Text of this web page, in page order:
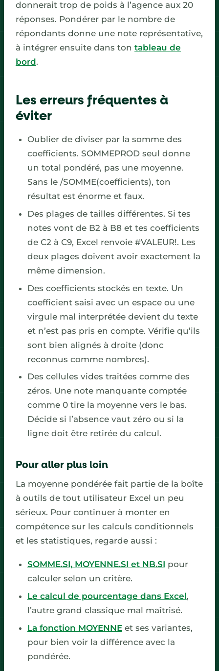
donnerait trop de poids à l’agence aux 20
réponses. Pondérer par le nombre de
répondants donne une note représentative,
à intégrer ensuite dans ton tableau de
bord.
Les erreurs fréquentes à
éviter
Oublier de diviser par la somme des
coefficients. SOMMEPROD seul donne
un total pondéré, pas une moyenne.
Sans le /SOMME(coefficients), ton
résultat est énorme et faux.
Des plages de tailles différentes. Si tes
notes vont de B2 à B8 et tes coefficients
de C2 à C9, Excel renvoie #VALEUR!. Les
deux plages doivent avoir exactement la
même dimension.
Des coefficients stockés en texte. Un
coefficient saisi avec un espace ou une
virgule mal interprétée devient du texte
et n’est pas pris en compte. Vérifie qu’ils
sont bien alignés à droite (donc
reconnus comme nombres).
Des cellules vides traitées comme des
zéros. Une note manquante comptée
comme 0 tire la moyenne vers le bas.
Décide si l’absence vaut zéro ou si la
ligne doit être retirée du calcul.
Pour aller plus loin
La moyenne pondérée fait partie de la boîte
à outils de tout utilisateur Excel un peu
sérieux. Pour continuer à monter en
compétence sur les calculs conditionnels
et les statistiques, regarde aussi :
SOMME.SI, MOYENNE.SI et NB.SI pour
calculer selon un critère.
Le calcul de pourcentage dans Excel,
l’autre grand classique mal maîtrisé.
La fonction MOYENNEet ses variantes,
pour bien voir la différence avec la
pondérée.